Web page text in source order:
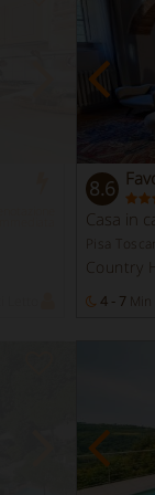
8.6
Casa in
Pisa
Country
4 - 7 Min